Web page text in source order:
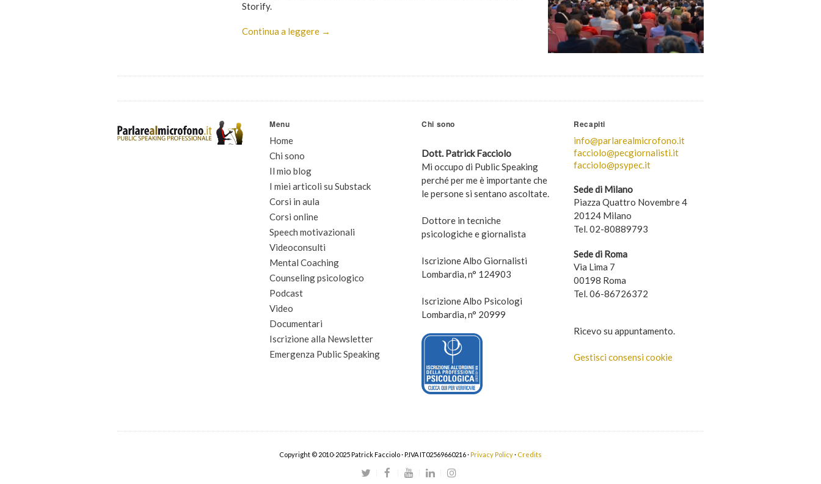
Storify.
Continua a leggere →
Menu
Home
Chi sono
Il mio blog
I miei articoli su Substack
Corsi in aula
Corsi online
Speech motivazionali
Videoconsulti
Mental Coaching
Counseling psicologico
Podcast
Video
Documentari
Iscrizione alla Newsletter
Emergenza Public Speaking
Chi sono
Dott. Patrick Facciolo
Mi occupo di Public Speaking
perché per me è importante che
le persone si sentano ascoltate.
Dottore in tecniche
psicologiche e giornalista
Iscrizione Albo Giornalisti
Lombardia, n° 124903
Iscrizione Albo Psicologi
Lombardia, n° 20999
Recapiti
info@parlarealmicrofono.it
facciolo@pecgiornalisti.it
facciolo@psypec.it
Sede di Milano
Piazza Quattro Novembre 4
20124 Milano
Tel. 02-80889793
Sede di Roma
Via Lima 7
00198 Roma
Tel. 06-86726372
Ricevo su appuntamento.
Gestisci consensi cookie
Copyright © 2010-2025 Patrick Facciolo · P.IVA IT02569660216 ·Privacy Policy· Credits